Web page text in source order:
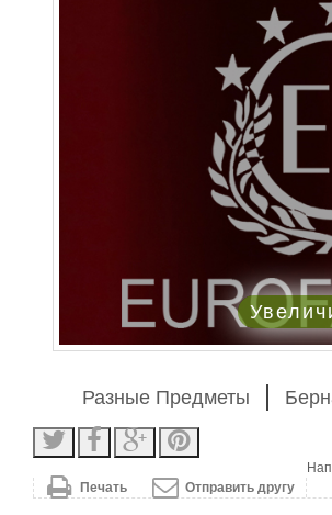
Разные Предметы
Отправить другу
Печать